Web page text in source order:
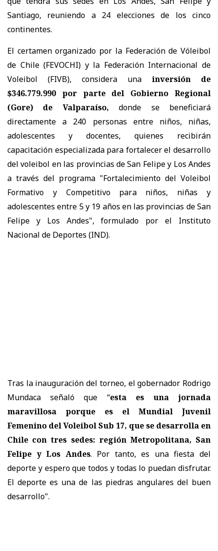
Santiago, reuniendo a 24 elecciones de los cinco
continentes.
El certamen organizado por la Federación de Vóleibol
de Chile (FEVOCHI) y la Federación Internacional de
Voleibol (FIVB), considera una
inversión de
$346.779.990 por parte del Gobierno Regional
(Gore) de Valparaíso,
donde se beneficiará
directamente a 240 personas entre niños, niñas,
adolescentes y docentes, quienes recibirán
capacitación especializada para fortalecer el desarrollo
del voleibol en las provincias de San Felipe y Los Andes
a través del programa "Fortalecimiento del Voleibol
Formativo y Competitivo para niños, niñas y
adolescentes entre 5 y 19 años en las provincias de San
Felipe y Los Andes", formulado por el Instituto
Nacional de Deportes (IND).
Tras la inauguración del torneo, el gobernador Rodrigo
Mundaca señaló que “esta es una jornada
maravillosa porque es el Mundial Juvenil
Femenino del Voleibol Sub 17, que se desarrolla en
Chile con tres sedes: región Metropolitana, San
Felipe y Los Andes. Por tanto, es una fiesta del
deporte y espero que todos y todas lo puedan disfrutar.
El deporte es una de las piedras angulares del buen
desarrollo".